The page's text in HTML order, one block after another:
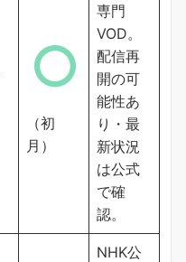
（初
月）
専門
VOD。
配信再
開の可
能性あ
り・最
新状況
は公式
で確
認。
NHK公